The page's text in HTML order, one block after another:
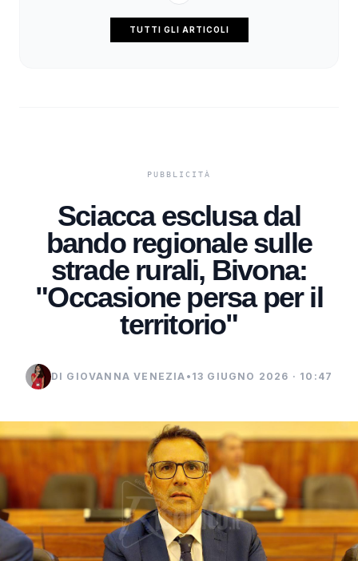
TUTTI GLI ARTICOLI
Sciacca esclusa dal
bando regionale sulle
strade rurali, Bivona:
"Occasione persa per il
territorio"
DI GIOVANNA VENEZIA • 13 GIUGNO 2026 · 10:47